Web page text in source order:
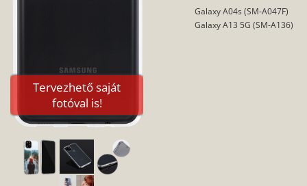
Tervezhető saját
fotóval is!
Galaxy A04s (SM-A047F)
Galaxy A13 5G (SM-A136)